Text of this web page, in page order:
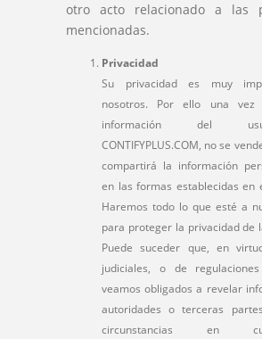
otro acto relacionado a las
mencionadas.
Privacidad
Su privacidad es muy
nosotros. Por ello una vez
información del
CONTIFYPLUS.COM, no se
compartirá la información
en las formas establecidas en
Haremos todo lo que esté a
para proteger la privacidad de
Puede suceder que, en
judiciales, o de
veamos obligados a revelar
autoridades o terceras
circunstancias en